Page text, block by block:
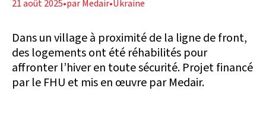
21 août 2025•par Medair•Ukraine
Dans un village à proximité de la ligne de front,
des logements ont été réhabilités pour
affronter l’hiver en toute sécurité. Projet financé
par le FHU et mis en œuvre par Medair.